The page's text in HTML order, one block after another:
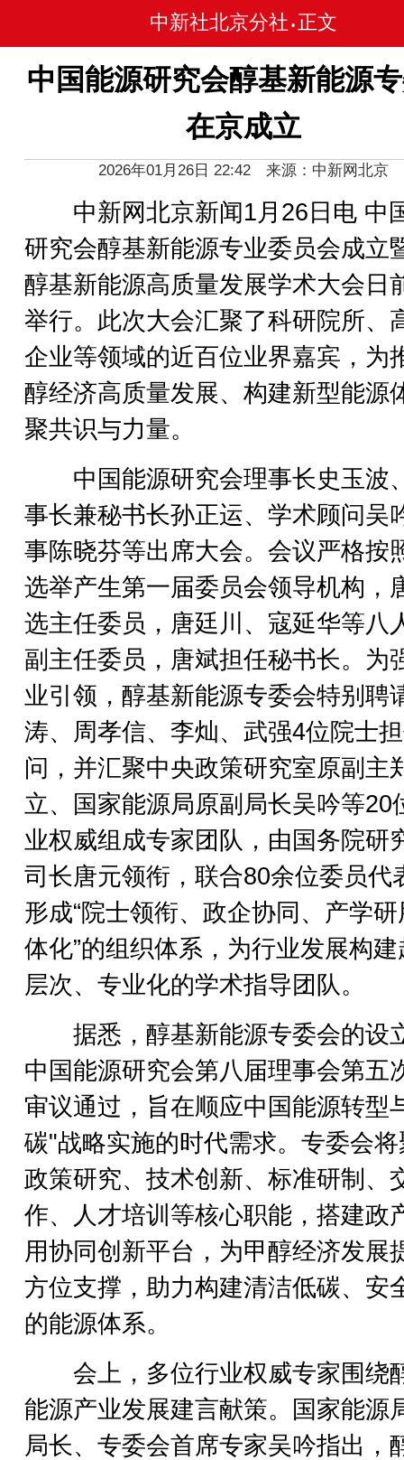
中新社北京分社 • 正文
中国能源研究会醇基新能源
在京成立
2026年01月26日 22:42 来源：中新网北京
中新网北京新闻1月26日电 中
研究会醇基新能源专业委员会成立
醇基新能源高质量发展学术大会日
举行。此次大会汇聚了科研院所、
企业等领域的近百位业界嘉宾，为
醇经济高质量发展、构建新型能源
聚共识与力量。
中国能源研究会理事长史玉波
事长兼秘书长孙正运、学术顾问吴
事陈晓芬等出席大会。会议严格按
选举产生第一届委员会领导机构，
选主任委员，唐廷川、寇延华等八
副主任委员，唐斌担任秘书长。为
业引领，醇基新能源专委会特别聘
涛、周孝信、李灿、武强4位院士
问，并汇聚中央政策研究室原副主
立、国家能源局原副局长吴吟等20
业权威组成专家团队，由国务院研
司长唐元领衔，联合80余位委员代
形成“院士领衔、政企协同、产学
体化”的组织体系，为行业发展构
层次、专业化的学术指导团队。
据悉，醇基新能源专委会的设
中国能源研究会第八届理事会第五
审议通过，旨在顺应中国能源转型
碳"战略实施的时代需求。专委会
政策研究、技术创新、标准研制、
作、人才培训等核心职能，搭建政
用协同创新平台，为甲醇经济发展
方位支撑，助力构建清洁低碳、安
的能源体系。
会上，多位行业权威专家围绕
能源产业发展建言献策。国家能源
局长、专委会首席专家吴吟指出，